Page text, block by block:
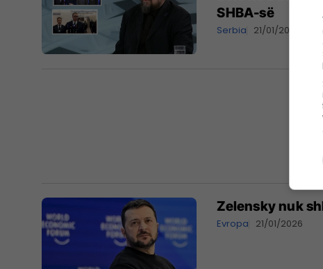
SHBA-së
Serbia 21/01/2026
Zelensky nuk
Evropa 21/01/2026